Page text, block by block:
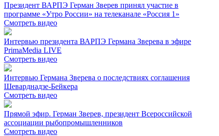
Президент ВАРПЭ Герман Зверев принял участие в
программе «Утро России» на телеканале «Россия 1»
Смотреть видео
Интервью президента ВАРПЭ Германа Зверева в эфире
PrimaMedia LIVE
Смотреть видео
Интервью Германа Зверева о последствиях соглашения
Шеварднадзе-Бейкера
Смотреть видео
Прямой эфир. Герман Зверев, президент Всероссийской
ассоциации рыбопромышленников
Смотреть видео